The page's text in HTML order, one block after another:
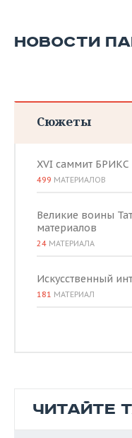
НОВОСТИ
Сюжеты
XVI саммит БРИКС
499 МАТЕРИАЛОВ
Великие воины
материалов
24 МАТЕРИАЛА
Искусственный
181 МАТЕРИАЛ
ЧИТАЙТЕ